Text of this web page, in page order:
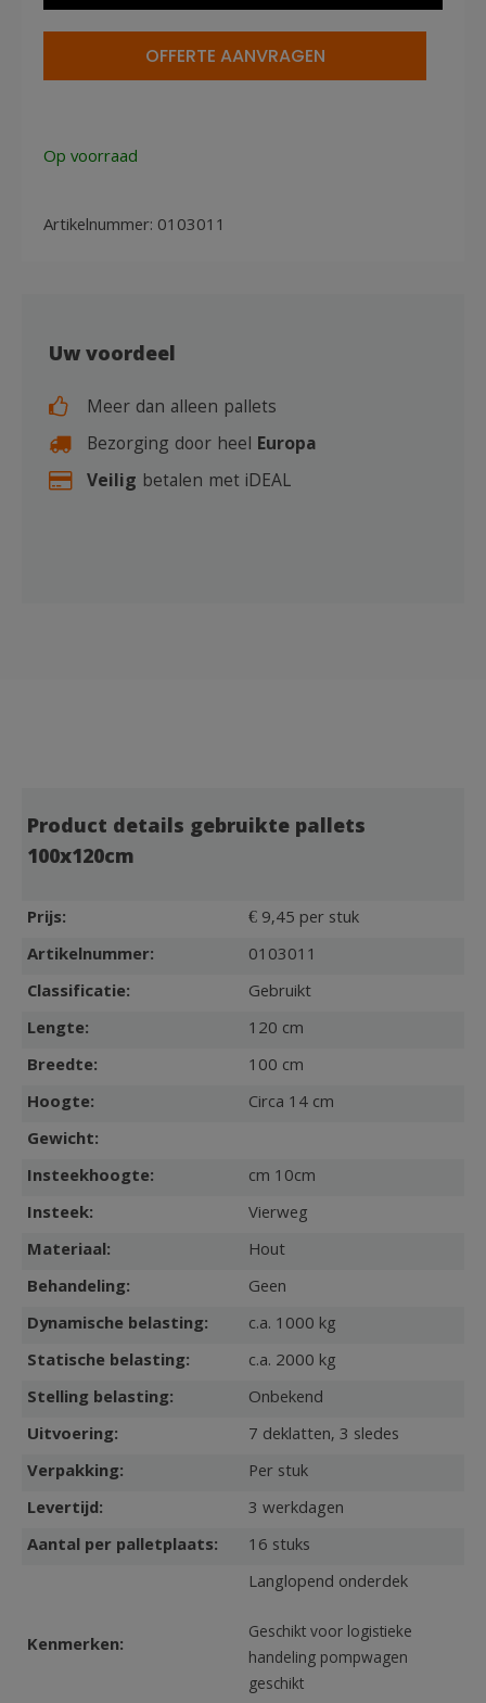
medium
OFFERTE AANVRAGEN
Op voorraad
Artikelnummer: 0103011
Uw voordeel
Meer dan alleen pallets
Bezorging door heel Europa
Veilig betalen met iDEAL
Product details gebruikte pallets
100x120cm
Prijs:
€ 9,45 per stuk
Artikelnummer:
0103011
Classificatie:
Gebruikt
Lengte:
120 cm
Breedte:
100 cm
Hoogte:
Circa 14 cm
Gewicht:
Insteekhoogte:
cm 10cm
Insteek:
Vierweg
Materiaal:
Hout
Behandeling:
Geen
Dynamische belasting:
c.a. 1000 kg
Statische belasting:
c.a. 2000 kg
Stelling belasting:
Onbekend
Uitvoering:
7 deklatten, 3 sledes
Verpakking:
Per stuk
Levertijd:
3 werkdagen
Aantal per palletplaats:
16 stuks
Kenmerken:
Langlopend onderdek
Geschikt voor logistieke
handeling pompwagen
geschikt